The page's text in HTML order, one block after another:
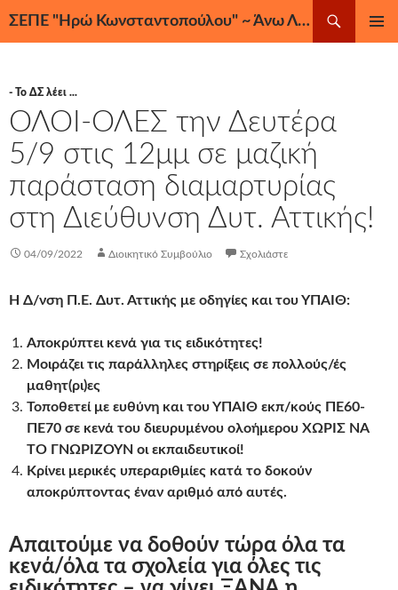
ΣΕΠΕ "Ηρώ Κωνσταντοπούλου" ~ Άνω Λιόσια, Ζεφύρι, Φυλή
- Το ΔΣ λέει ...
ΟΛΟΙ-ΟΛΕΣ την Δευτέρα
5/9 στις 12μμ σε μαζική
παράσταση διαμαρτυρίας
στη Διεύθυνση Δυτ. Αττικής!
04/09/2022 Διοικητικό Συμβούλιο Σχολιάστε
Η Δ/νση Π.Ε. Δυτ. Αττικής με οδηγίες και του ΥΠΑΙΘ:
Αποκρύπτει κενά για τις ειδικότητες!
Μοιράζει τις παράλληλες στηρίξεις σε πολλούς/ές
μαθητ(ρι)ες
Τοποθετεί με ευθύνη και του ΥΠΑΙΘ εκπ/κούς ΠΕ60-
ΠΕ70 σε κενά του διευρυμένου ολοήμερου ΧΩΡΙΣ ΝΑ
ΤΟ ΓΝΩΡΙΖΟΥΝ οι εκπαιδευτικοί!
Κρίνει μερικές υπεραριθμίες κατά το δοκούν
αποκρύπτοντας έναν αριθμό από αυτές.
Απαιτούμε να δοθούν τώρα όλα τα
κενά/όλα τα σχολεία για όλες τις